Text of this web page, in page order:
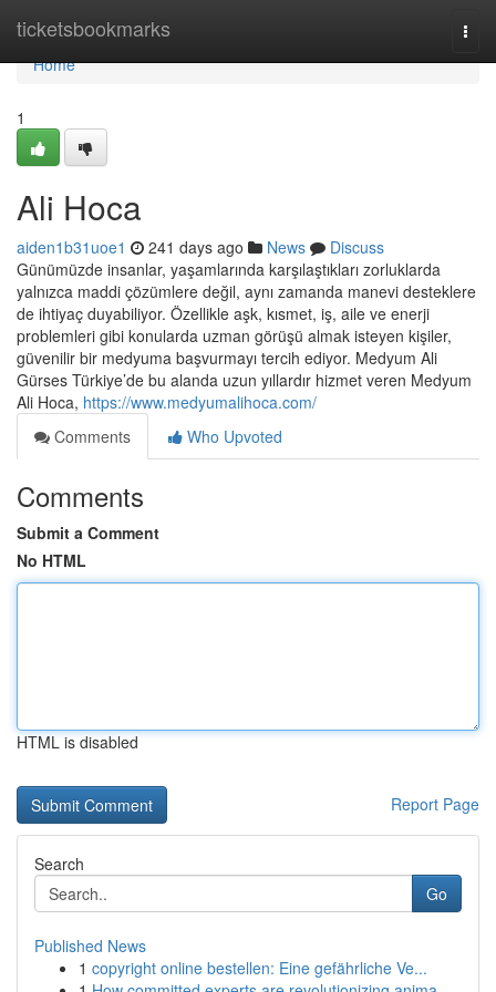
ticketsbookmarks
Home
Home
1
Ali Hoca
aiden1b31uoe1 241 days ago News
Discuss
Günümüzde insanlar, yaşamlarında karşılaştıkları zorluklarda
yalnızca maddi çözümlere değil, aynı zamanda manevi desteklere
de ihtiyaç duyabiliyor. Özellikle aşk, kısmet, iş, aile ve enerji
problemleri gibi konularda uzman görüşü almak isteyen kişiler,
güvenilir bir medyuma başvurmayı tercih ediyor. Medyum Ali
Gürses Türkiye’de bu alanda uzun yıllardır hizmet veren Medyum
Ali Hoca, https://www.medyumalihoca.com/
Comments
Who Upvoted
Comments
Submit a Comment
No HTML
HTML is disabled
Report Page
Search
Go
Published News
1 copyright online bestellen: Eine gefährliche Ve...